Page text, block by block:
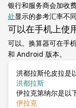
银行和服务商会加收
处显示的参考汇率不同
可以在手机上使
可以。换算器可在手
和 Android 版本。
洪都拉斯伦皮拉是
洪都拉斯
伊拉克第纳尔是以
伊拉克